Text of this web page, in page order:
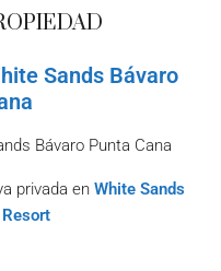
Sands Bávaro
Bávaro Punta Cana
privada en White Sands